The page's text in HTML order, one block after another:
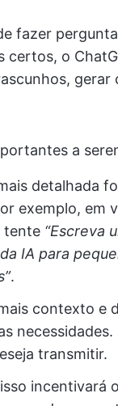
fazer
certos, o
a
detalhada
exemplo, em
tente “Escreva
IA para
.
contexto e
transmitir.
incentivará